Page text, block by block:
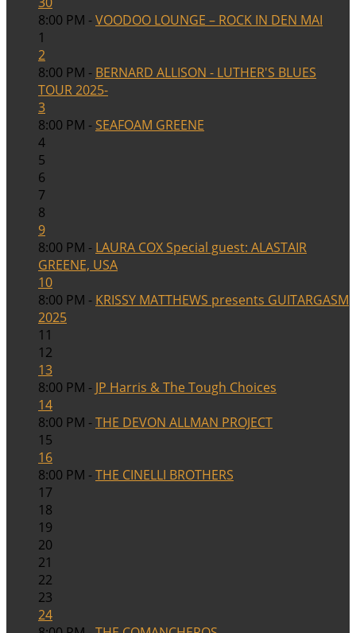
8:00 PM -VOODOO LOUNGE – ROCK IN DEN MAI
1
2
8:00 PM - BERNARD ALLISON - LUTHER'S BLUES
TOUR 2025-
3
8:00 PM - SEAFOAM GREENE
4
5
6
7
8
9
8:00 PM - LAURA COX Special guest: ALASTAIR
GREENE, USA
10
8:00 PM - KRISSY MATTHEWS presents GUITARGASM
2025
11
12
13
8:00 PM - JP Harris & The Tough Choices
14
8:00 PM -THE DEVON ALLMAN PROJECT
15
16
8:00 PM -THE CINELLI BROTHERS
17
18
19
20
21
22
23
24